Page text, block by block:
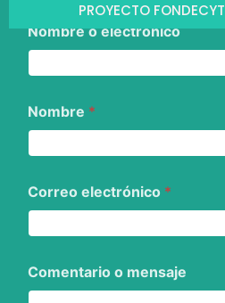
PROYECTO FONDECYT
Nombre o electrónico
Nombre *
Correo electrónico *
Comentario o mensaje